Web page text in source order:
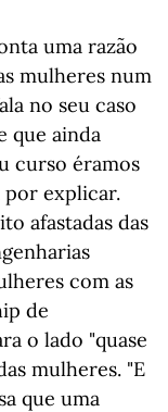
uma razão
mulheres num
no seu caso
que ainda
curso éramos
por explicar.
afastadas das
com as
de
o lado "quase
mulheres. "E
que uma